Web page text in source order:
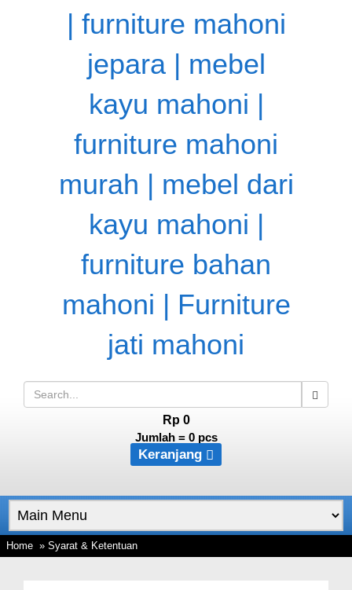
Rp 0
Jumlah = 0pcs
Keranjang
Home » Syarat & Ketentuan